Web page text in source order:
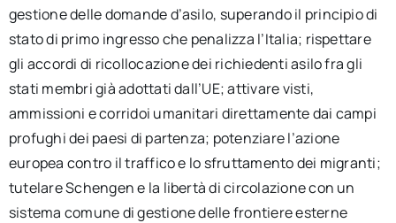
gestione delle domande d’asilo, superando il principio di
stato di primo ingresso che penalizza l’Italia; rispettare
gli accordi di ricollocazione dei richiedenti asilo fra gli
stati membri già adottati dall’UE; attivare visti,
ammissioni e corridoi umanitari direttamente dai campi
profughi dei paesi di partenza; potenziare l’azione
europea contro il traffico e lo sfruttamento dei migranti;
tutelare Schengen e la libertà di circolazione con un
sistema comune di gestione delle frontiere esterne